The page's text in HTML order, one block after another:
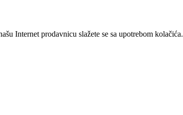
Internet prodavnicu slažete se sa upotrebom kolačića.